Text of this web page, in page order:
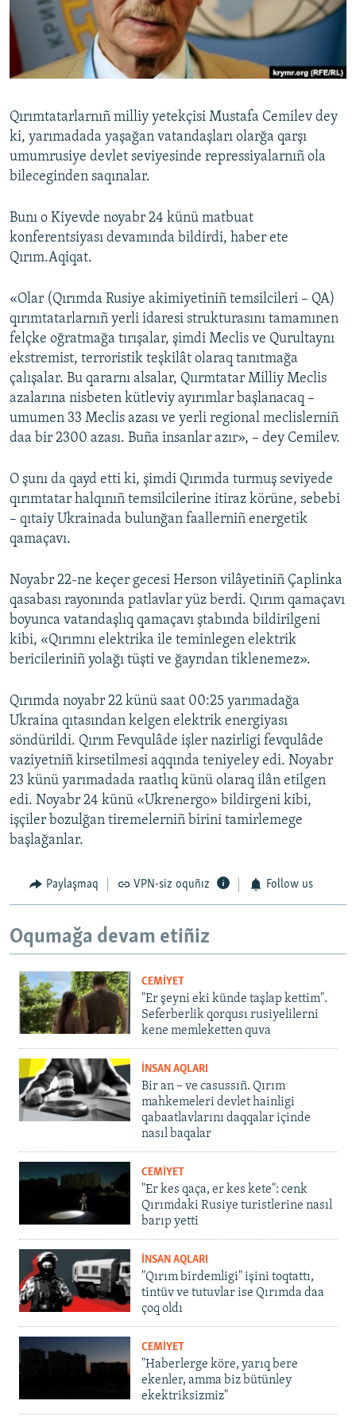
Русский
Українською
RFE/RS bütün saytları
Qırımtatarlarnıñ milliy yetekçisi Mustafa Cemilev dey
ki, yarımadada yaşağan vatandaşları olarğa qarşı
umumrusiye devlet seviyesinde repressiyalarnıñ ola
bileceginden saqınalar.
Bunı o Kiyevde noyabr 24 künü matbuat
konferentsiyası devamında bildirdi, haber ete
Qırım.Aqiqat.
«Olar (Qırımda Rusiye akimiyetiniñ temsilcileri – QA)
qırımtatarlarnıñ yerli idaresi strukturasını tamamınen
felçke oğratmağa tırışalar, şimdi Meclis ve Qurultaynı
ekstremist, terroristik teşkilât olaraq tanıtmağa
çalışalar. Bu qararnı alsalar, Qıırmtatar Milliy Meclis
azalarına nisbeten kütleviy ayırımlar başlanacaq –
umumen 33 Meclis azası ve yerli regional meclislerniñ
daa bir 2300 azası. Buña insanlar azır», – dey Cemilev.
O şunı da qayd etti ki, şimdi Qırımda turmuş seviyede
qırımtatar halqınıñ temsilcilerine itiraz körüne, sebebi
– qıtaiy Ukrainada bulunğan faallerniñ energetik
qamaçavı.
Noyabr 22-ne keçer gecesi Herson vilâyetiniñ Çaplinka
qasabası rayonında patlavlar yüz berdi. Qırım qamaçavı
boyunca vatandaşlıq qamaçavı ştabında bildirilgeni
kibi, «Qırımnı elektrika ile teminlegen elektrik
bericileriniñ yolağı tüşti ve ğayrıdan tiklenemez».
Qırımda noyabr 22 künü saat 00:25 yarımadağa
Ukraina qıtasından kelgen elektrik energiyası
söndürildi. Qırım Fevqulâde işler nazirligi fevqulâde
vaziyetniñ kirsetilmesi aqqında teniyeley edi. Noyabr
23 künü yarımadada raatlıq künü olaraq ilân etilgen
edi. Noyabr 24 künü «Ukrenergo» bildirgeni kibi,
işçiler bozulğan tiremelerniñ birini tamirlemege
başlağanlar.
Paylaşmaq VPN-siz oquñız Follow us
Oqumağa devam etiñiz
CEMİYET
"Er şeyni eki künde taşlap kettim".
Seferberlik qorqusı rusiyelilerni
kene memleketten quva
İNSAN AQLARI
Bir an – ve casussıñ. Qırım
mahkemeleri devlet hainligi
qabaatlavlarını daqqalar içinde
nasıl baqalar
CEMİYET
"Er kes qaça, er kes kete": cenk
Qırımdaki Rusiye turistlerine nasıl
barıp yetti
İNSAN AQLARI
"Qırım birdemligi" işini toqtattı,
tintüv ve tutuvlar ise Qırımda daa
çoq oldı
CEMİYET
"Haberlerge köre, yarıq bere
ekenler, amma biz bütünley
ekektriksizmiz"